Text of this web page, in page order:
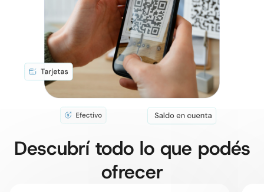
Descubrí todo lo que podés
ofrecer